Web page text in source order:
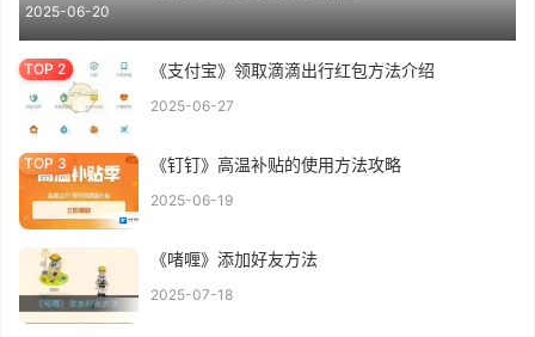
2025-06-20
《支付宝》领取滴滴出行红包方法介绍
2025-06-27
《钉钉》高温补贴的使用方法攻略
2025-06-19
《啫喱》添加好友方法
2025-07-18